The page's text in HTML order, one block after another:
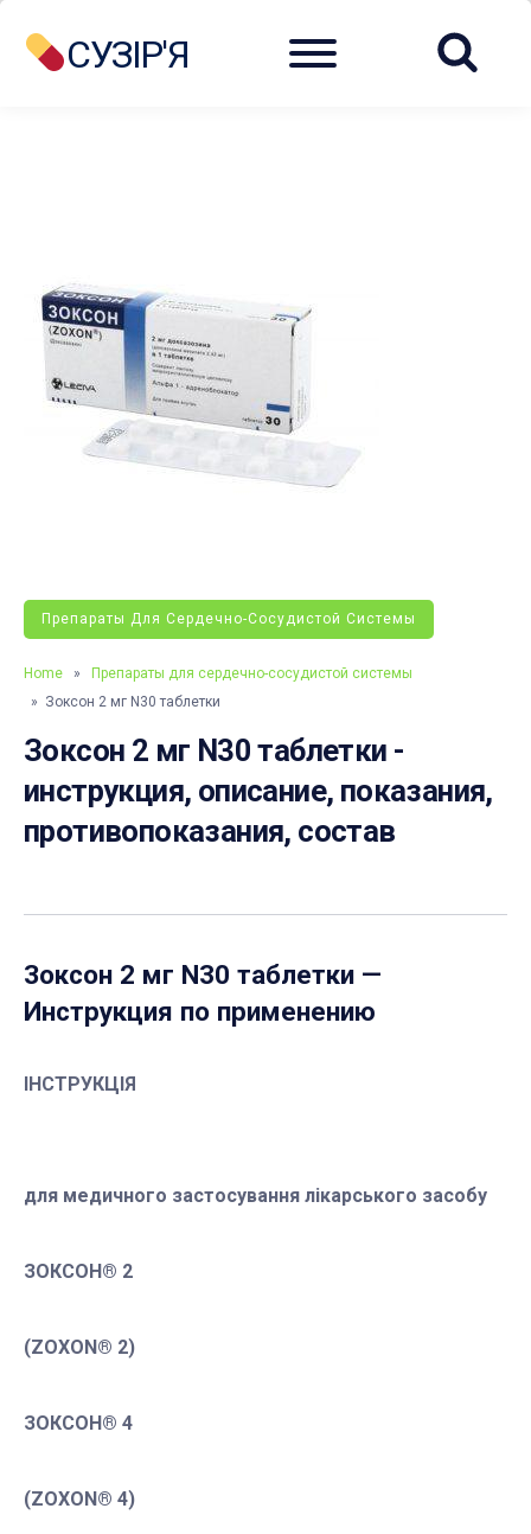
СУЗІР'Я Menu
Препараты Для Сердечно-Сосудистой Системы
Home »
Препараты для сердечно-сосудистой системы
» Зоксон 2 мг N30 таблетки
Зоксон 2 мг N30 таблетки -
инструкция, описание, показания,
противопоказания, состав
Зоксон 2 мг N30 таблетки —
Инструкция по применению
ІНСТРУКЦІЯ
для медичного застосування лікарського засобу
ЗОКСОН® 2
(ZOXON® 2)
ЗОКСОН® 4
(ZOXON® 4)